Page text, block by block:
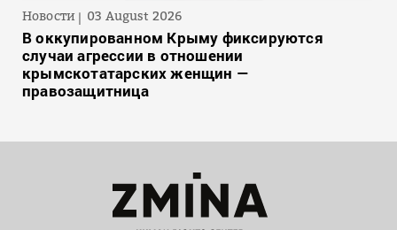
Новости 03 August 2026
В оккупированном Крыму фиксируются
случаи агрессии в отношении
крымскотатарских женщин —
правозащитница